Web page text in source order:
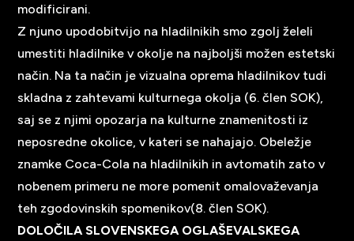
modificirani.
Z njuno upodobitvijo na hladilnikih smo zgolj želeli
umestiti hladilnike v okolje na najboljši možen estetski
način. Na ta način je vizualna oprema hladilnikov tudi
skladna z zahtevami kulturnega okolja (6. člen SOK),
saj se z njimi opozarja na kulturne znamenitosti iz
neposredne okolice, v kateri se nahajajo. Obeležje
znamke Coca-Cola na hladilnikih in avtomatih zato v
nobenem primeru ne more pomenit omalovaževanja
teh zgodovinskih spomenikov(8. člen SOK).
DOLOČILA SLOVENSKEGA OGLAŠEVALSKEGA